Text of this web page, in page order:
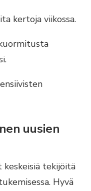
kertoja viikossa.
uusien
tekijöitä
Hyvä